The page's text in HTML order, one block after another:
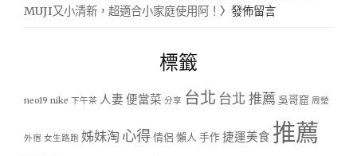
MUJI又小清新，超適合小家庭使用阿！ 〉發佈留言
標籤
neo19 nike 下午茶 人妻 便當菜 分享 台北 台北 推薦 吳哥窟 周瑩
外宿 女生路跑 姊妹淘 心得情侶 懶人 手作捷運美食 推薦